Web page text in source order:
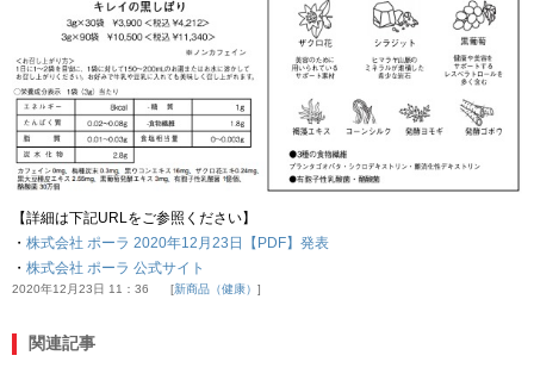
【詳細は下記URLをご参照ください】
・ 株式会社 ポーラ 2020年12月23日【PDF】発表
・ 株式会社 ポーラ 公式サイト
2020年12月23日 11：36 新商品（健康）
関連記事